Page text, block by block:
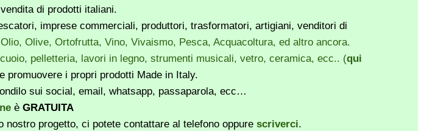
di prodotti italiani.
imprese commerciali, produttori, trasformatori, artigiani, venditori di
Olive, Ortofrutta, Vino, Vivaismo, Pesca, Acquacoltura, ed altro ancora.
pelletteria, lavori in legno, strumenti musicali, vetro, ceramica, ecc.. (qui
promuovere i propri prodotti Made in Italy.
sui social, email, whatsapp, passaparola, ecc…
è GRATUITA
progetto, ci potete contattare al telefono oppure scriverci.